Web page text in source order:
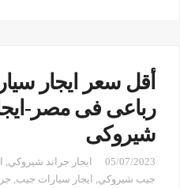
أقل سعر ايجار
رباعى فى مصر-
شيروكى
05/07/2023 ايجار جراند شيروكي,
جيب شيروكي, ايجار سيارات جيب,